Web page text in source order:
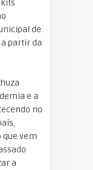
de
partir da
e a
no
que vem
a